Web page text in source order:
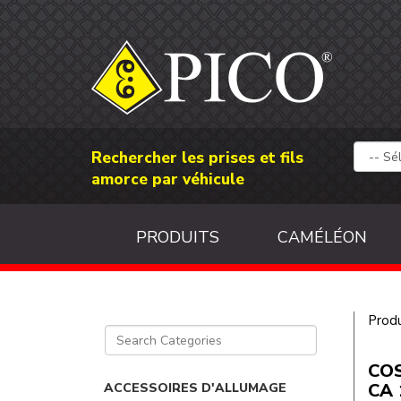
Rechercher les prises et fils
amorce par véhicule
PRODUITS CAMÉLÉON
ACCESSOIRES D'ALLUMAGE
CA